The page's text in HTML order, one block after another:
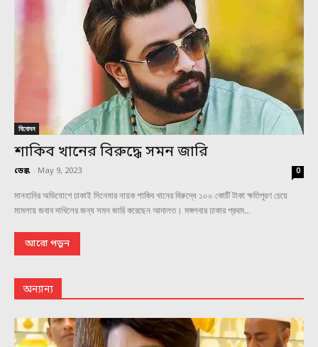
বিনোদন
শাকিব খানের বিরুদ্ধে সমন জারি
ডেস্ক - May 9, 2023 0
মানহানির অভিযোগে ঢাকাই সিনেমার নায়ক শাকিব খানের বিরুদ্ধে ১০০ কোটি টাকা ক্ষতিপূরণ চেয়ে
মামলায় জবাব দাখিলের জন্য সমন জারি করেছেন আদালত। মঙ্গলবার ঢাকার প্রথম...
আরো পড়ুন
অন্যান্য